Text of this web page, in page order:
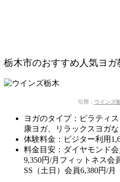
栃木市のおすすめ人気ヨ
引用： ウインズ
ヨガのタイプ：ピラティ
康ヨガ、リラックスヨガ
体験料金：ビジター利用
料金目安：ダイヤモンド
9,350円/月フィットネス会
SS（土日）会員6,380円/月